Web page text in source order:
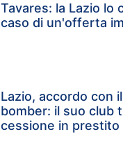
Tavares: la Lazio lo
caso di un'offerta
Lazio, accordo con
bomber: il suo club
cessione in